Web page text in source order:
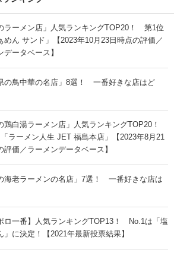
ラーメン店」人気ランキングTOP20！ 第1位
めん サンド」【2023年10月23日時点の評価／
データベース】
の鳥中華の名店」8選！ 一番好きな店はど
鶏白湯ラーメン店」人気ランキングTOP20！
ラーメン人生 JET 福島本店」【2023年8月21
評価／ラーメンデータベース】
海老ラーメンの名店」7選！ 一番好きな店は
ロ一番】人気ランキングTOP13！ No.1は「塩
」に決定！【2021年最新投票結果】